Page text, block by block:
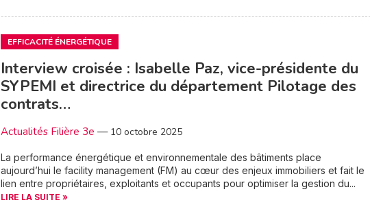
EFFICACITÉ ÉNERGÉTIQUE
Interview croisée : Isabelle Paz, vice-présidente du
SYPEMI et directrice du département Pilotage des
contrats…
Actualités Filière 3e — 10 octobre 2025
La performance énergétique et environnementale des bâtiments place
aujourd’hui le facility management (FM) au cœur des enjeux immobiliers et fait le
lien entre propriétaires, exploitants et occupants pour optimiser la gestion du...
LIRE LA SUITE »